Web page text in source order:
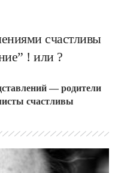
счастливы
! или ?
— родители
счастливы